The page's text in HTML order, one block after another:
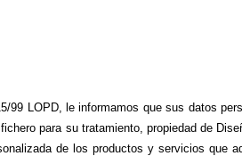
99 LOPD, le informamos que sus datos
para su tratamiento, propiedad de
de los productos y servicios que